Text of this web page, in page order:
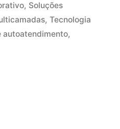
, Soluções
, Tecnologia
autoatendimento,